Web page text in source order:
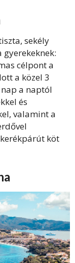
sekély
gyerekeknek:
célpont a
a közel 3
a naptól
és
valamint a
köt